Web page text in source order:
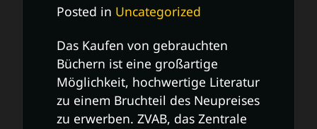
Posted in Uncategorized
Das Kaufen von gebrauchten
Büchern ist eine großartige
Möglichkeit, hochwertige Literatur
zu einem Bruchteil des Neupreises
zu erwerben. ZVAB, das Zentrale